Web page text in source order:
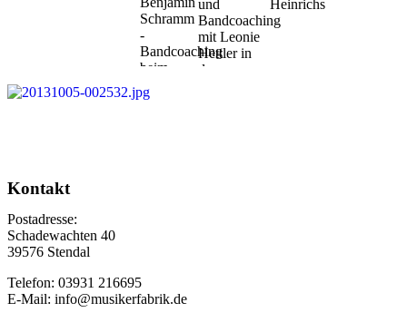
Kontakt
Postadresse:
Schadewachten 40
39576 Stendal
Telefon: 03931 216695
E-Mail: info@musikerfabrik.de